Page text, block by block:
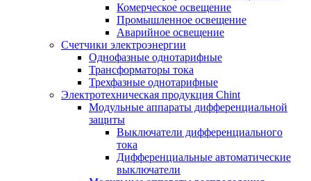
Комерческое освещение
Промышленное освещение
Аварийное освещение
Счетчики электроэнергии
Однофазные однотарифные
Трансформаторы тока
Трехфазные однотарифные
Электротехническая продукция Chint
Модульные аппараты дифференциальной
защиты
Выключатели дифференциального
тока
Дифференциальные автоматические
выключатели